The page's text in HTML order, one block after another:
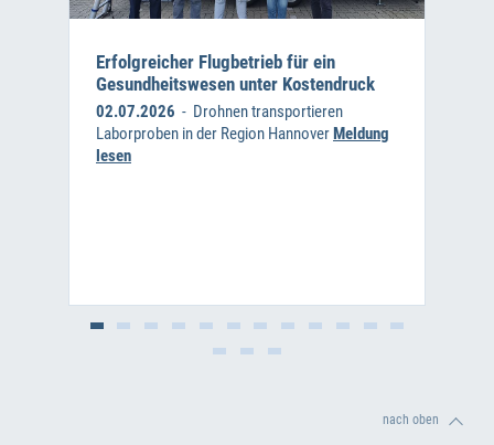
Erfolgreicher Flugbetrieb für ein
Gesundheitswesen unter Kostendruck
02.07.2026 - Drohnen transportieren
Laborproben in der Region Hannover Meldung
lesen
nach oben